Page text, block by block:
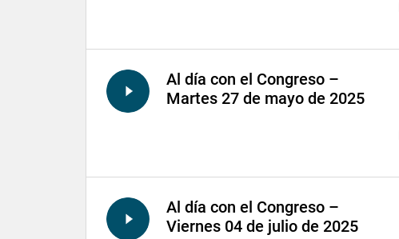
Al día con el Congreso –
Martes 27 de mayo de 2025
Al día con el Congreso –
Viernes 04 de julio de 2025